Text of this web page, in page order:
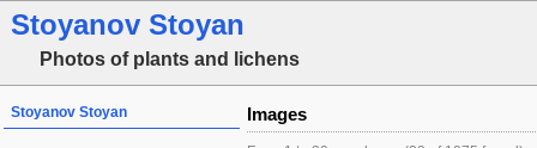
Stoyanov Stoyan
Photos of plants and lichens
Stoyanov Stoyan Images